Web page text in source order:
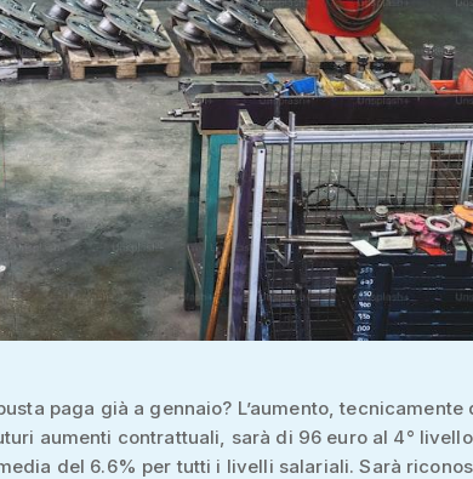
paga già a gennaio? L’aumento, tecnicamente
aumenti contrattuali, sarà di 96 euro al 4°
del 6.6% per tutti i livelli salariali. Sarà